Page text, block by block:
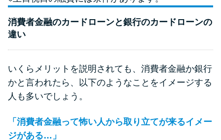
消費者金融のカードローンと銀行のカードローンの
違い
いくらメリットを説明されても、消費者金融か銀行
かと言われたら、以下のようなことをイメージする
人も多いでしょう。
「消費者金融って怖い人から取り立てが来るイメー
ジがある…」